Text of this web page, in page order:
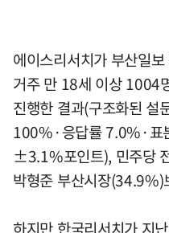
에이스리서치가 부산일
거주 만 18세 이상 1004
진행한 결과(구조화된 설
100%·응답률 7.0%·표
±3.1%포인트), 민주당
박형준 부산시장
하지만 한국리서치가 지